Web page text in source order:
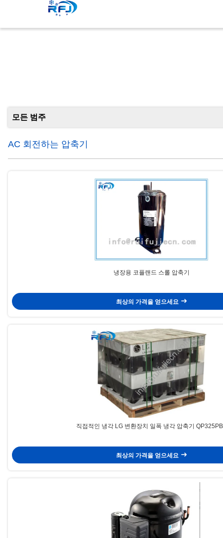
모든 범주
AC 회전하는 압축기
냉장용 코플랜드 스롤 압축기
최상의 가격을 얻으세요
직접적인 냉각 LG 변환장치 일폭 냉각 압축기
최상의 가격을 얻으세요